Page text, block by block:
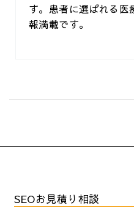
す。患者に選ばれる医
報満載です。
SEOお見積り相談